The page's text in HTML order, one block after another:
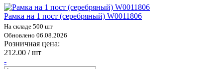
Рамка на 1 пост (серебряный) W0011806
На складе 500 шт
Обновлено 06.08.2026
Розничная цена:
212.00 / шт
-